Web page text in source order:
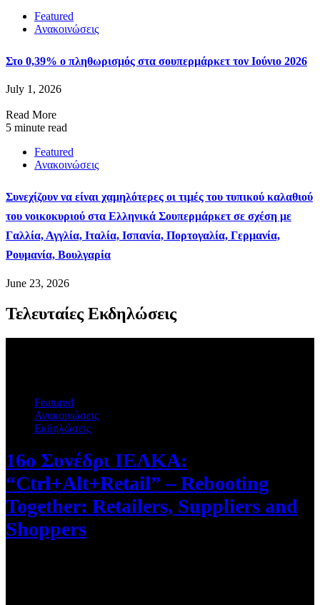
Featured
Ανακοινώσεις
Στο 0,39% ο πληθωρισμός στα σουπερμάρκετ τον Ιούνιο 2026
July 1, 2026
Read More
5 minute read
Featured
Ανακοινώσεις
Συνεχίζουν να είναι χαμηλότερες οι τιμές του τυπικού καλαθιού
του νοικοκυριού στα Ελληνικά Σουπερμάρκετ σε σχέση με
Γαλλία, Αγγλία, Ιταλία, Ισπανία, Πορτογαλία, Γερμανία,
Ρουμανία, Βουλγαρία
June 23, 2026
Τελευταίες Εκδηλώσεις
Featured
Ανακοινώσεις
Εκδηλώσεις
16ο Συνέδρι ΙΕΛΚΑ:
“Ctrl+Alt+Retail” – Rebooting
Together: Retailers, Suppliers and
Shoppers